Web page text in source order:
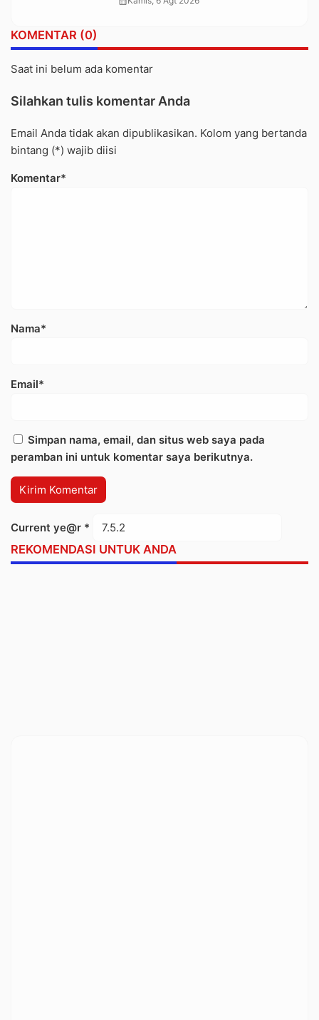
KOMENTAR (0)
Saat ini belum ada komentar
Silahkan tulis komentar Anda
Email Anda tidak akan dipublikasikan. Kolom yang bertanda
bintang (*) wajib diisi
Komentar*
Nama*
Email*
Simpan nama, email, dan situs web saya pada
peramban ini untuk komentar saya berikutnya.
Current ye@r *
REKOMENDASI UNTUK ANDA